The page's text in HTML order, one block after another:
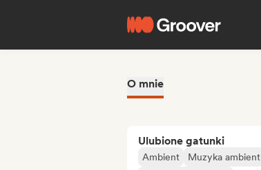
O mnie
Ulubione gatunki
Ambient Muzyka ambient